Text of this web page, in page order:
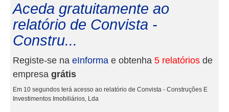
Aceda gratuitamente ao
relatório de Convista -
Constru...
Registe-se na eInforma e obtenha 5 relatórios de
empresa grátis
Em 10 segundos terá acesso ao relatório de Convista - Construções E
Investimentos Imobiliários, Lda